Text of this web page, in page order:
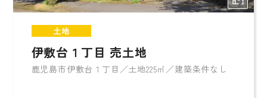
土地
伊敷台１丁目 売土地
鹿児島市伊敷台１丁目／土地225㎡／建築条件なし